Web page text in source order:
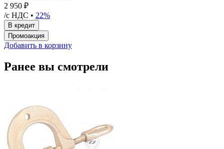
2 950 ₽
/с НДС • 22%
Добавить в корзину
Ранее вы смотрели